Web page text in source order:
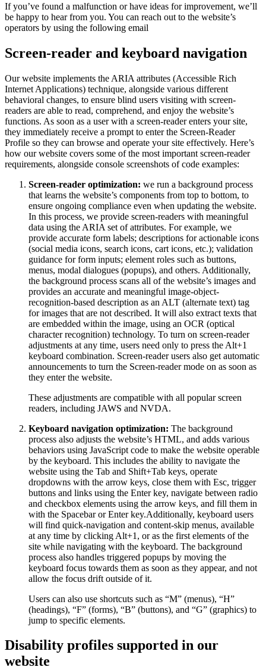
If you’ve found a malfunction or have ideas for improvement, we’ll
be happy to hear from you. You can reach out to the website’s
operators by using the following email
Screen-reader and keyboard navigation
Our website implements the ARIA attributes (Accessible Rich
Internet Applications) technique, alongside various different
behavioral changes, to ensure blind users visiting with screen-
readers are able to read, comprehend, and enjoy the website’s
functions. As soon as a user with a screen-reader enters your site,
they immediately receive a prompt to enter the Screen-Reader
Profile so they can browse and operate your site effectively. Here’s
how our website covers some of the most important screen-reader
requirements, alongside console screenshots of code examples:
Screen-reader optimization: we run a background process
that learns the website’s components from top to bottom, to
ensure ongoing compliance even when updating the website.
In this process, we provide screen-readers with meaningful
data using the ARIA set of attributes. For example, we
provide accurate form labels; descriptions for actionable icons
(social media icons, search icons, cart icons, etc.); validation
guidance for form inputs; element roles such as buttons,
menus, modal dialogues (popups), and others. Additionally,
the background process scans all of the website’s images and
provides an accurate and meaningful image-object-
recognition-based description as an ALT (alternate text) tag
for images that are not described. It will also extract texts that
are embedded within the image, using an OCR (optical
character recognition) technology. To turn on screen-reader
adjustments at any time, users need only to press the Alt+1
keyboard combination. Screen-reader users also get automatic
announcements to turn the Screen-reader mode on as soon as
they enter the website.
These adjustments are compatible with all popular screen
readers, including JAWS and NVDA.
Keyboard navigation optimization: The background
process also adjusts the website’s HTML, and adds various
behaviors using JavaScript code to make the website operable
by the keyboard. This includes the ability to navigate the
website using the Tab and Shift+Tab keys, operate
dropdowns with the arrow keys, close them with Esc, trigger
buttons and links using the Enter key, navigate between radio
and checkbox elements using the arrow keys, and fill them in
with the Spacebar or Enter key.Additionally, keyboard users
will find quick-navigation and content-skip menus, available
at any time by clicking Alt+1, or as the first elements of the
site while navigating with the keyboard. The background
process also handles triggered popups by moving the
keyboard focus towards them as soon as they appear, and not
allow the focus drift outside of it.
Users can also use shortcuts such as “M” (menus), “H”
(headings), “F” (forms), “B” (buttons), and “G” (graphics) to
jump to specific elements.
Disability profiles supported in our
website